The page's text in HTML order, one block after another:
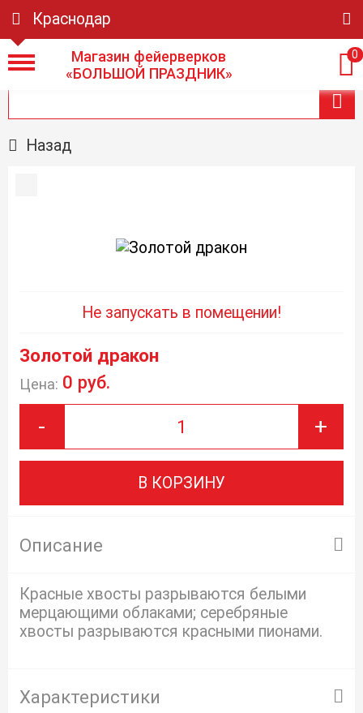
Краснодар
Магазин фейерверков
«БОЛЬШОЙ ПРАЗДНИК»
0
Назад
Не запускать в помещении!
Золотой дракон
Цена: 0 руб.
- +
В КОРЗИНУ
Описание
Красные хвосты разрываются белыми
мерцающими облаками; серебряные
хвосты разрываются красными пионами.
Характеристики